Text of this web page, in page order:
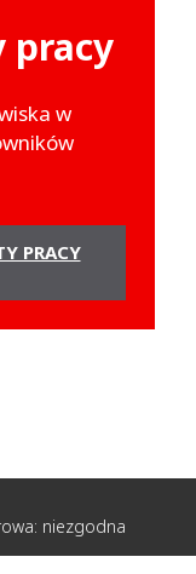
pracy
w
PRACY
niezgodna